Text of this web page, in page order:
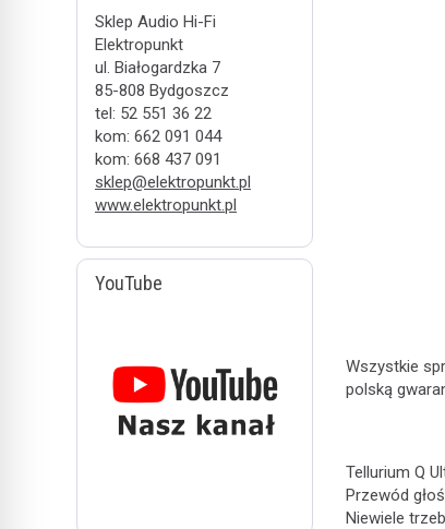
Wszystkie
polską
Tellurium Q
Przewód
Niewiele
W ostatnich 7 dniach produktem interesują się
Sklep Audio Hi-Fi
Elektropunkt
ul. Białogardzka 7
85-808 Bydgoszcz
tel: 52 551 36 22
kom: 662 091 044
kom: 668 437 091
sklep@elektropunkt.pl
www.elektropunkt.pl
YouTube